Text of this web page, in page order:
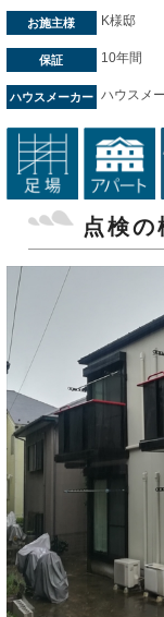
お施主様 K様邸
保証 10年間
ハウスメーカー ハウスメ
点検の